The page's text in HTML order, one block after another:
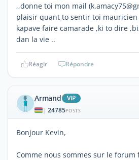
,,donne toi mon mail
plaisir quant to sentir toi mauricien
kapave faire camarade ,ki to dire
dan la vie ..
Réagir Répondre
Armand ViP
| 24785POSTS
Bonjour Kevin,
Comme nous sommes sur le forum